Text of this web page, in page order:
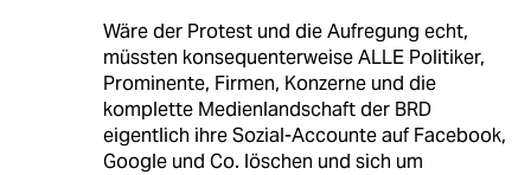
Wäre der Protest und die Aufregung echt,
müssten konsequenterweise ALLE Politiker,
Prominente, Firmen, Konzerne und die
komplette Medienlandschaft der BRD
eigentlich ihre Sozial-Accounte auf Facebook,
Google und Co. löschen und sich um